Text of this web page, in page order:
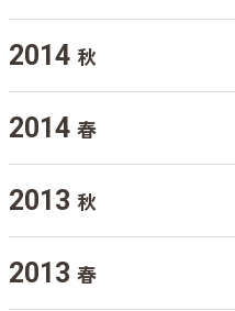
2014 秋
2014 春
2013 秋
2013 春